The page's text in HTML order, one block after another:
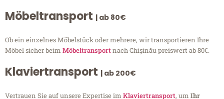
Möbeltransport | ab 80€
Ob ein einzelnes Möbelstück oder mehrere, wir transportieren Ihre
Möbel sicher beim Möbeltransportnach Chișinău preiswert ab 80€.
Klaviertransport | ab 200€
Vertrauen Sie auf unsere Expertise im Klaviertransport, um Ihr